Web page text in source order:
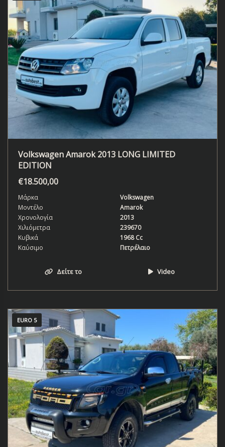
Volkswagen Amarok 2013 LONG LIMITED
EDITION
€18.500,00
Μάρκα
Volkswagen
Μοντέλο
Amarok
Χρονολογία
2013
Χιλιόμετρα
239670
Κυβικά
1968 Cc
Καύσιμο
Πετρέλαιο
Δείτε το Video
EURO 5